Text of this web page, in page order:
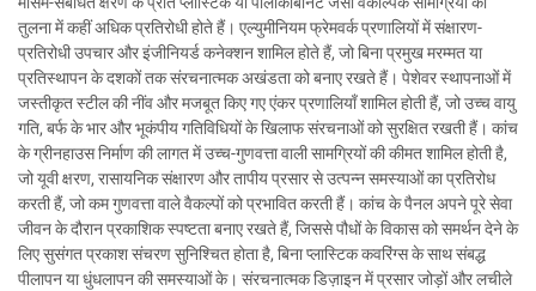
तुलना में कहीं अधिक प्रतिरोधी होते हैं। एल्युमीनियम फ्रेमवर्क प्रणालियों में संक्षारण-
प्रतिरोधी उपचार और इंजीनियर्ड कनेक्शन शामिल होते हैं, जो बिना प्रमुख मरम्मत या
प्रतिस्थापन के दशकों तक संरचनात्मक अखंडता को बनाए रखते हैं। पेशेवर स्थापनाओं में
जस्तीकृत स्टील की नींव और मजबूत किए गए एंकर प्रणालियाँ शामिल होती हैं, जो उच्च वायु
गति, बर्फ के भार और भूकंपीय गतिविधियों के खिलाफ संरचनाओं को सुरक्षित रखती हैं। कांच
के ग्रीनहाउस निर्माण की लागत में उच्च-गुणवत्ता वाली सामग्रियों की कीमत शामिल होती है,
जो यूवी क्षरण, रासायनिक संक्षारण और तापीय प्रसार से उत्पन्न समस्याओं का प्रतिरोध
करती हैं, जो कम गुणवत्ता वाले वैकल्पों को प्रभावित करती हैं। कांच के पैनल अपने पूरे सेवा
जीवन के दौरान प्रकाशिक स्पष्टता बनाए रखते हैं, जिससे पौधों के विकास को समर्थन देने के
लिए सुसंगत प्रकाश संचरण सुनिश्चित होता है, बिना प्लास्टिक कवरिंग्स के साथ संबद्ध
पीलापन या धुंधलापन की समस्याओं के। संरचनात्मक डिज़ाइन में प्रसार जोड़ों और लचीले